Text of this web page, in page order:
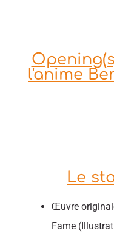
l'anime
Le
Œuvre
Fame